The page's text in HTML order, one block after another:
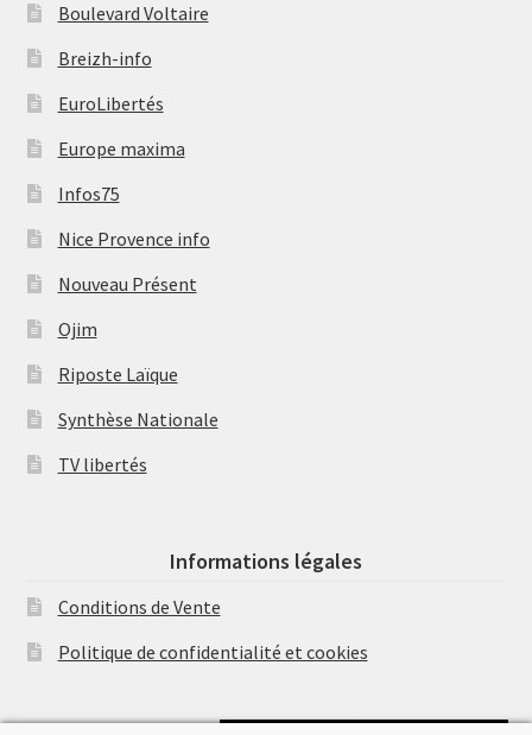
Boulevard Voltaire
Breizh-info
EuroLibertés
Europe maxima
Infos75
Nice Provence info
Nouveau Présent
Ojim
Riposte Laïque
Synthèse Nationale
TV libertés
Informations légales
Conditions de Vente
Politique de confidentialité et cookies